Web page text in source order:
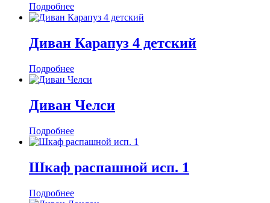
Подробнее
Диван Карапуз 4 детский
Подробнее
Диван Челси
Подробнее
Шкаф распашной исп. 1
Подробнее